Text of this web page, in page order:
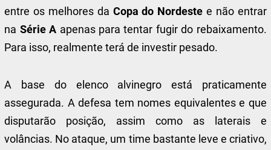
entre os melhores da Copa do Nordeste e não entrar
na Série A apenas para tentar fugir do rebaixamento.
Para isso, realmente terá de investir pesado.
A base do elenco alvinegro está praticamente
assegurada. A defesa tem nomes equivalentes e que
disputarão posição, assim como as laterais e
volâncias. No ataque, um time bastante leve e criativo,